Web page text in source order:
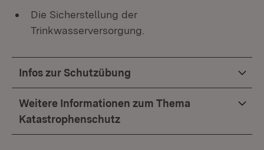
Die Sicherstellung der
Trinkwasserversorgung.
Infos zur Schutzübung
Weitere Informationen zum Thema
Katastrophenschutz